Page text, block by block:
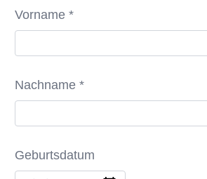
Vorname *
Nachname *
Geburtsdatum